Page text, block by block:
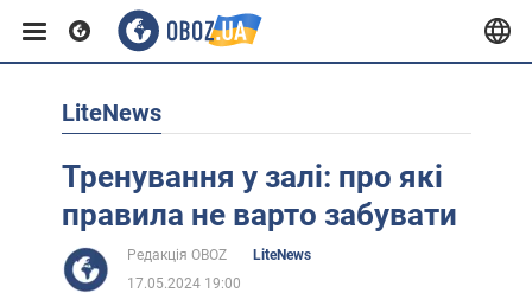
Європа
США
LiteNews
Тренування у залі: про які
правила не варто забувати
Редакція OBOZ
LiteNews
17.05.2024 19:00